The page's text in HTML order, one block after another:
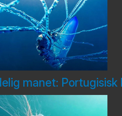
manet: Portugisisk